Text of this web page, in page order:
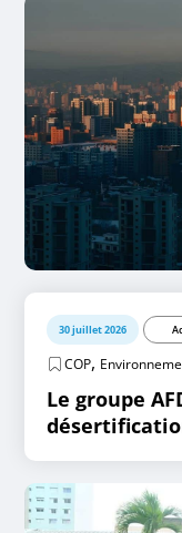
30 juillet 2026
COP,
Le groupe